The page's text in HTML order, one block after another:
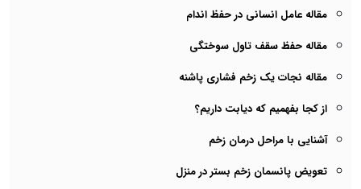
مقاله عامل انسانی در حفظ اندام
مقاله حفظ سقف تاول سوختگی
مقاله نجات یک زخم فشاری پاشنه
از کجا بفهمیم که دیابت داریم؟
آشنایی با مراحل درمان زخم
تعویض پانسمان زخم بستر در منزل